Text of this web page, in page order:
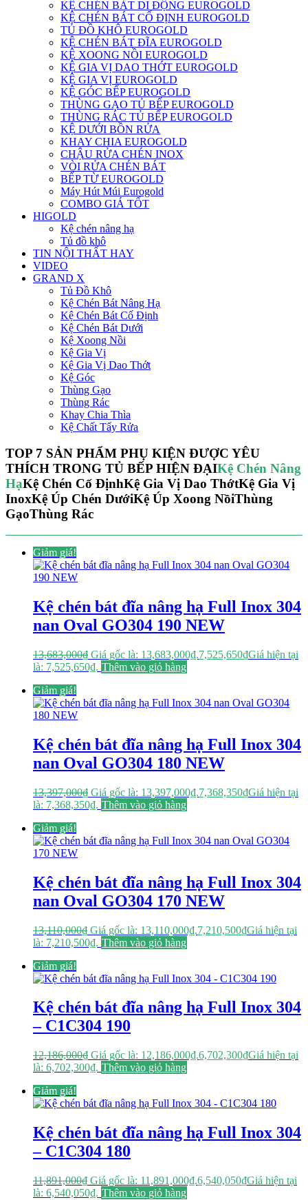
KỆ CHÉN BÁT DI ĐỘNG EUROGOLD
KỆ CHÉN BÁT CỐ ĐỊNH EUROGOLD
TỦ ĐỒ KHÔ EUROGOLD
KỆ CHÉN BÁT ĐĨA EUROGOLD
KỆ XOONG NỒI EUROGOLD
KỆ GIA VỊ DAO THỚT EUROGOLD
KỆ GIA VỊ EUROGOLD
KỆ GÓC BẾP EUROGOLD
THÙNG GẠO TỦ BẾP EUROGOLD
THÙNG RÁC TỦ BẾP EUROGOLD
KỆ DƯỚI BỒN RỬA
KHAY CHIA EUROGOLD
CHẬU RỬA CHÉN INOX
VÒI RỬA CHÉN BÁT
BẾP TỪ EUROGOLD
Máy Hút Múi Eurogold
COMBO GIÁ TỐT
HIGOLD
Kệ chén nâng hạ
Tủ đồ khô
TIN NỘI THẤT HAY
VIDEO
GRAND X
Tủ Đồ Khô
Kệ Chén Bát Nâng Hạ
Kệ Chén Bát Cố Định
Kệ Chén Bát Dưới
Kệ Xoong Nồi
Kệ Gia Vị
Kệ Gia Vị Dao Thớt
Kệ Góc
Thùng Gạo
Thùng Rác
Khay Chia Thìa
Kệ Chất Tẩy Rửa
TOP 7 SẢN PHẨM PHỤ KIỆN ĐƯỢC YÊU
THÍCH TRONG TỦ BẾP HIỆN ĐẠIKệ Chén Nâng
HạKệ Chén Cố ĐịnhKệ Gia Vị Dao ThớtKệ Gia Vị
InoxKệ Úp Chén DướiKệ Úp Xoong NồiThùng
GạoThùng Rác
Giảm giá!
Kệ chén bát đĩa nâng hạ Full Inox 304
nan Oval GO304 190 NEW
13,683,000₫ Giá gốc là: 13,683,000₫.7,525,650₫Giá hiện tại
là: 7,525,650₫. Thêm vào giỏ hàng
Giảm giá!
Kệ chén bát đĩa nâng hạ Full Inox 304
nan Oval GO304 180 NEW
13,397,000₫ Giá gốc là: 13,397,000₫.7,368,350₫Giá hiện tại
là: 7,368,350₫. Thêm vào giỏ hàng
Giảm giá!
Kệ chén bát đĩa nâng hạ Full Inox 304
nan Oval GO304 170 NEW
13,110,000₫ Giá gốc là: 13,110,000₫.7,210,500₫Giá hiện tại
là: 7,210,500₫. Thêm vào giỏ hàng
Giảm giá!
Kệ chén bát đĩa nâng hạ Full Inox 304
– C1C304 190
12,186,000₫ Giá gốc là: 12,186,000₫.6,702,300₫Giá hiện tại
là: 6,702,300₫. Thêm vào giỏ hàng
Giảm giá!
Kệ chén bát đĩa nâng hạ Full Inox 304
– C1C304 180
11,891,000₫ Giá gốc là: 11,891,000₫.6,540,050₫Giá hiện tại
là: 6,540,050₫. Thêm vào giỏ hàng